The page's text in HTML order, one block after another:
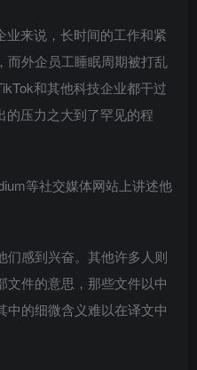
业来说，长时间的工作和紧
而外企员工睡眠周期被打乱
和其他科技企业都干过
的压力之大到了罕见的程
等社交媒体网站上讲述他
们感到兴奋。其他许多人则
文件的意思，那些文件以中
中的细微含义难以在译文中